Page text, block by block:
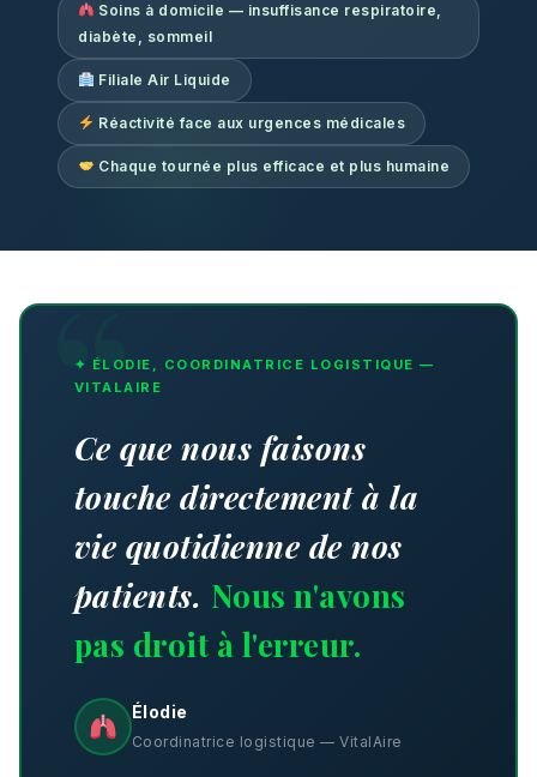
Soins à domicile — insuffisance respiratoire,
diabète, sommeil
Filiale Air Liquide
Réactivité face aux urgences médicales
Chaque tournée plus efficace et plus humaine
✦ ÉLODIE, COORDINATRICE LOGISTIQUE —
VITALAIRE
Ce que nous faisons
touche directement à la
vie quotidienne de nos
patients. Nous n'avons
pas droit à l'erreur.
Élodie
Coordinatrice logistique — VitalAire